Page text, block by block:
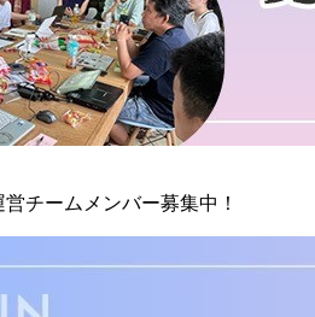
チームメンバー募集中！